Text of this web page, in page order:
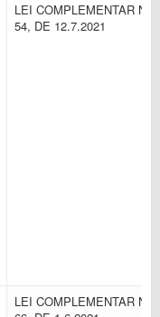
LEI COMPLEMENTAR N.
54, DE 12.7.2021
LEI COMPLEMENTAR N.